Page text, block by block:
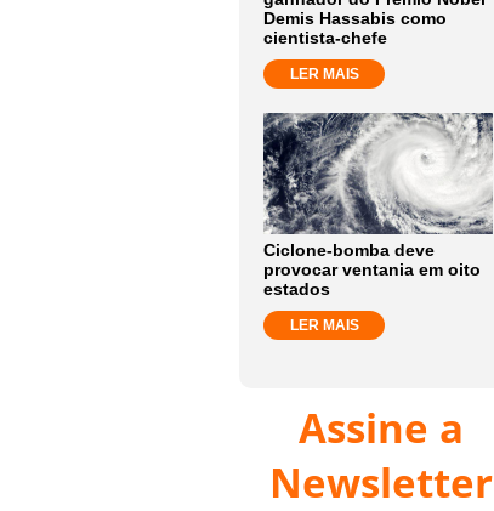
Demis Hassabis como
cientista-chefe
LER MAIS
Ciclone-bomba deve
provocar ventania em oito
estados
LER MAIS
Assine a
Newsletter